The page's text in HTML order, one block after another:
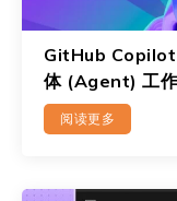
GitHub Copilot
体 (Agent) 工
阅读更多